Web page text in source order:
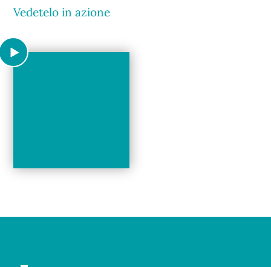
Vedetelo in azione